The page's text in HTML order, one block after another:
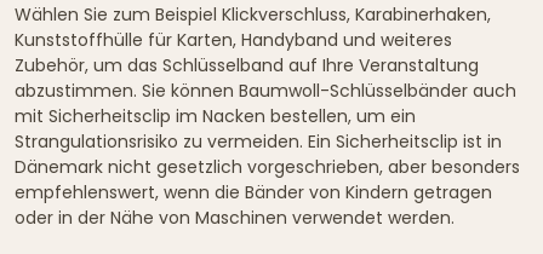
Wählen Sie zum Beispiel Klickverschluss, Karabinerhaken,
Kunststoffhülle für Karten, Handyband und weiteres
Zubehör, um das Schlüsselband auf Ihre Veranstaltung
abzustimmen. Sie können Baumwoll-Schlüsselbänder auch
mit Sicherheitsclip im Nacken bestellen, um ein
Strangulationsrisiko zu vermeiden. Ein Sicherheitsclip ist in
Dänemark nicht gesetzlich vorgeschrieben, aber besonders
empfehlenswert, wenn die Bänder von Kindern getragen
oder in der Nähe von Maschinen verwendet werden.